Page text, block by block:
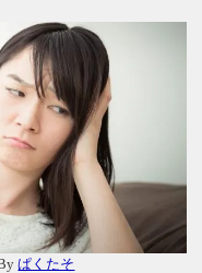
ぱくたそ